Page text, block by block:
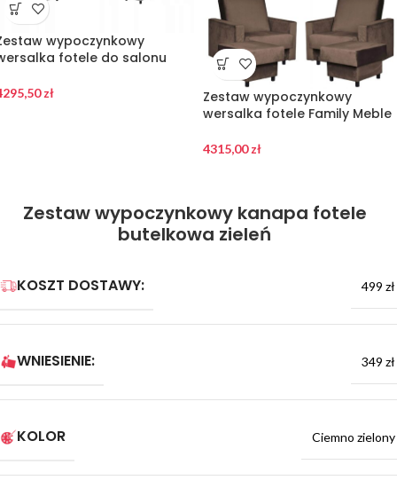
wypoczynkowy
fotele do salonu
zł
Zestaw wypoczynkowy
wersalka fotele Family Meble
4315,00zł
Zestaw wypoczynkowy kanapa fotele
butelkowa zieleń
KOSZT DOSTAWY: 499 zł
WNIESIENIE: 349 zł
KOLOR Ciemno zielony